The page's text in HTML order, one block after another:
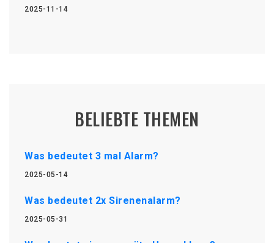
2025-11-14
BELIEBTE THEMEN
Was bedeutet 3 mal Alarm?
2025-05-14
Was bedeutet 2x Sirenenalarm?
2025-05-31